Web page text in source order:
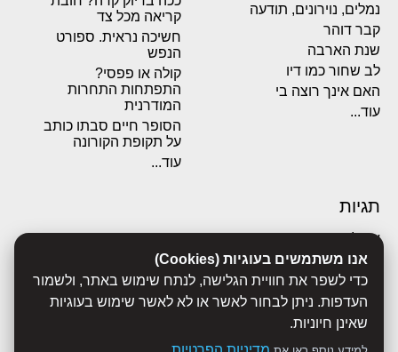
אנו משתמשים בעוגיות (Cookies)
כדי לשפר את חוויית הגלישה, לנתח שימוש באתר, ולשמור
העדפות. ניתן לבחור לאשר או לא לאשר שימוש בעוגיות
שאינן חיוניות.
נמלים, נוירונים, תודעה
קבר דוהר
שנת הארבה
לב שחור כמו דיו
האם אינך רוצה בי
עוד...
קריאה מכל צד
חשיכה נראית. ספורט
הנפש
קולה או פפסי?
התפתחות התחרות
המודרנית
הסופר חיים סבתו כותב
על תקופת הקורונה
עוד...
תגיות
אבולוציה
אכסדרה
אנשים
ביוגרפיות
ביולוגיה